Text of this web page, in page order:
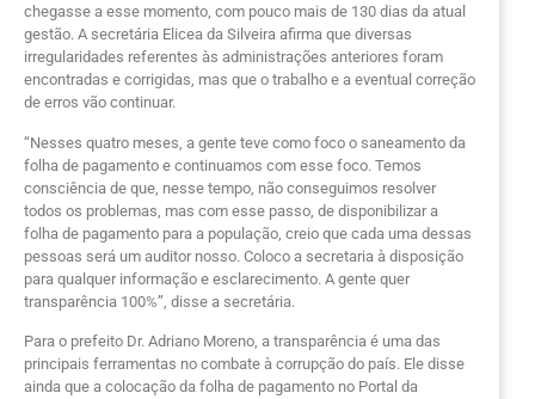
chegasse a esse momento, com pouco mais de 130 dias da atual
gestão. A secretária Elicea da Silveira afirma que diversas
irregularidades referentes às administrações anteriores foram
encontradas e corrigidas, mas que o trabalho e a eventual correção
de erros vão continuar.
“Nesses quatro meses, a gente teve como foco o saneamento da
folha de pagamento e continuamos com esse foco. Temos
consciência de que, nesse tempo, não conseguimos resolver
todos os problemas, mas com esse passo, de disponibilizar a
folha de pagamento para a população, creio que cada uma dessas
pessoas será um auditor nosso. Coloco a secretaria à disposição
para qualquer informação e esclarecimento. A gente quer
transparência 100%”, disse a secretária.
Para o prefeito Dr. Adriano Moreno, a transparência é uma das
principais ferramentas no combate à corrupção do país. Ele disse
ainda que a colocação da folha de pagamento no Portal da